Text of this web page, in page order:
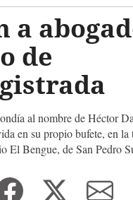
a
de
al nombre de Héctor
en su propio bufete, en la
El Bengue, de San Pedro